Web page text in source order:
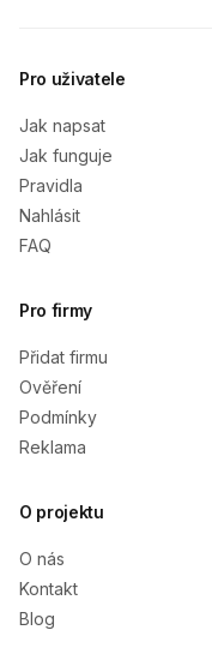
Pro uživatele
Jak napsat
Jak funguje
Pravidla
Nahlásit
FAQ
Pro firmy
Přidat firmu
Ověření
Podmínky
Reklama
O projektu
O nás
Kontakt
Blog